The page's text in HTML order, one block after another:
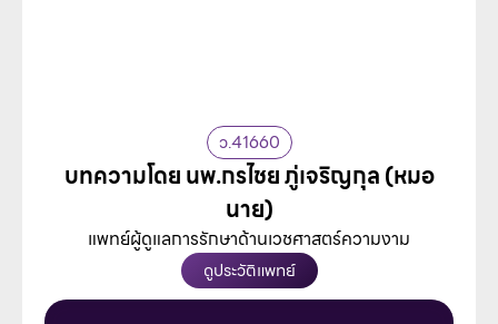
ว.41660
บทความโดย นพ.กรไชย ภู่เจริญกุล (หมอ
นาย)
แพทย์ผู้ดูแลการรักษาด้านเวชศาสตร์ความงาม
ดูประวัติแพทย์